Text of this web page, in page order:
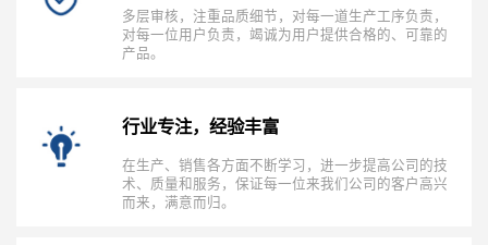
多层审核，注重品质细节，对每一道生产工序负责，
对每一位用户负责，竭诚为用户提供合格的、可靠的
产品。
行业专注，经验丰富
在生产、销售各方面不断学习，进一步提高公司的技
术、质量和服务，保证每一位来我们公司的客户高兴
而来，满意而归。